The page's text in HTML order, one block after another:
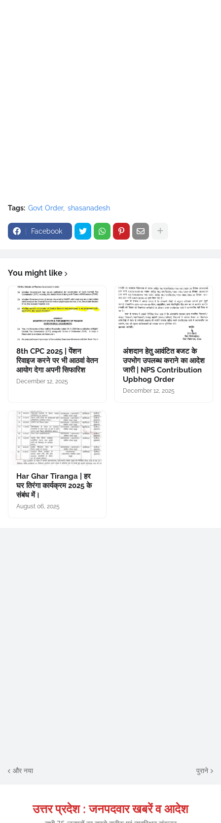
Tags: Govt Order shasanadesh
Facebook
You might like
8th CPC 2025 | पेंशन
रिवाइज करने पर भी आठवां वेतन
आयोग देगा अपनी सिफारिश
December 12, 2025
अंशदान हेतु आवंटित बजट के
उपभोग उपलब्ध कराने का आदेश
जारी | NPS Contribution
Upbhog Order
December 12, 2025
Har Ghar Tiranga | हर
घर तिरंगा कार्यक्रम 2025 के
संबंध में।
August 06, 2025
और नया पुराने
उत्तर प्रदेश : जनपदवार खबरें व आदेश